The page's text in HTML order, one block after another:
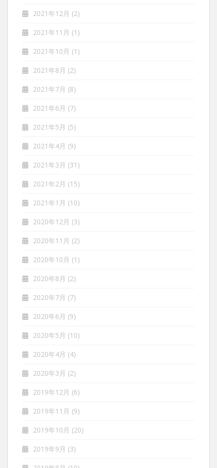
2021年12月 (2)
2021年11月 (1)
2021年10月 (1)
2021年8月 (2)
2021年7月 (8)
2021年6月 (7)
2021年5月 (5)
2021年4月 (9)
2021年3月 (31)
2021年2月 (15)
2021年1月 (10)
2020年12月 (3)
2020年11月 (2)
2020年10月 (1)
2020年8月 (2)
2020年7月 (7)
2020年6月 (9)
2020年5月 (10)
2020年4月 (4)
2020年3月 (2)
2019年12月 (6)
2019年11月 (9)
2019年10月 (20)
2019年9月 (3)